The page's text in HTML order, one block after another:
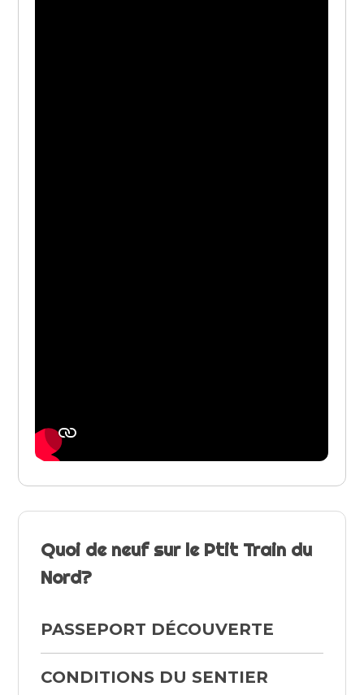
Quoi de neuf sur le Ptit Train du
Nord?
PASSEPORT DÉCOUVERTE
CONDITIONS DU SENTIER